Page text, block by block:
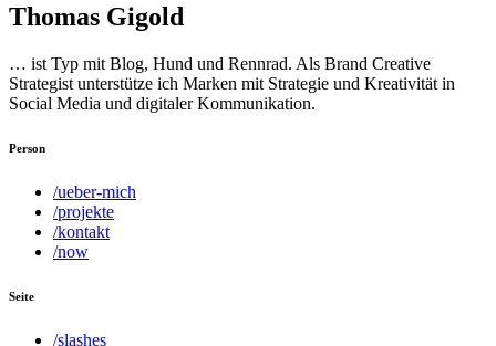
Thomas Gigold
… ist Typ mit Blog, Hund und Rennrad. Als Brand Creative
Strategist unterstütze ich Marken mit Strategie und Kreativität in
Social Media und digitaler Kommunikation.
Person
/ueber-mich
/projekte
/kontakt
/now
Seite
/slashes